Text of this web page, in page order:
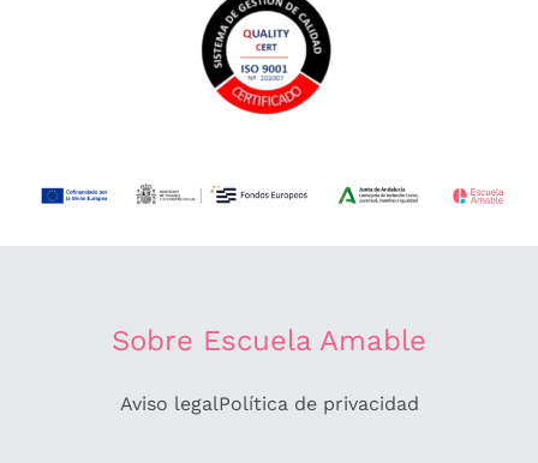
Sobre Escuela Amable
Aviso legalPolítica de privacidad